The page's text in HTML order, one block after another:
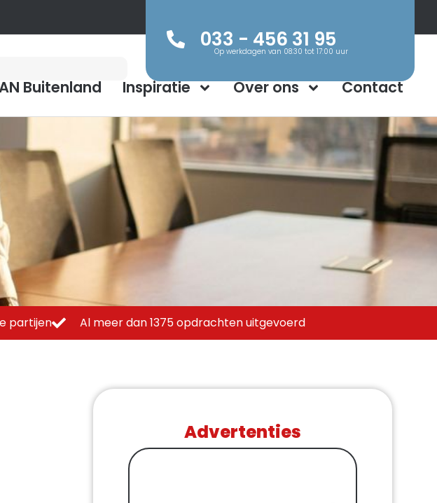
033 - 456 31 95
Op werkdagen van 08:30 tot 17:00 uur
Buitenland Inspiratie Over ons Contact
partijen Al meer dan 1375 opdrachten uitgevoerd
Advertenties